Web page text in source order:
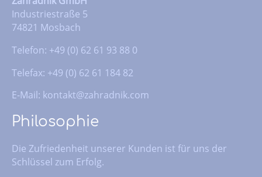
Industriestraße 5
74821 Mosbach
Telefon: +49 (0) 62 61 93 88 0
Telefax: +49 (0) 62 61 184 82
E-Mail: kontakt@zahradnik.com
Philosophie
Die Zufriedenheit unserer Kunden ist für uns der
Schlüssel zum Erfolg.